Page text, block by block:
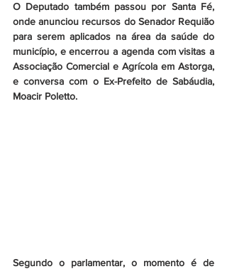
O Deputado também passou por Santa Fé,
onde anunciou recursos do Senador Requião
para serem aplicados na área da saúde do
município, e encerrou a agenda com visitas a
Associação Comercial e Agrícola em Astorga,
e conversa com o Ex-Prefeito de Sabáudia,
Moacir Poletto.
Segundo o parlamentar, o momento é de